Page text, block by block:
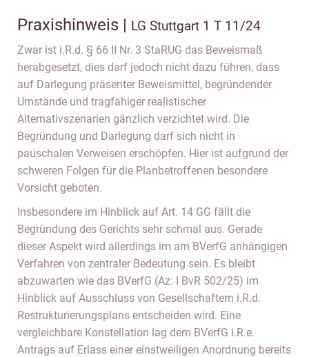
Praxishinweis | LG Stuttgart 1 T 11/24
Zwar ist i.R.d. § 66 II Nr. 3 StaRUG das Beweismaß
herabgesetzt, dies darf jedoch nicht dazu führen, dass
auf Darlegung präsenter Beweismittel, begründender
Umstände und tragfähiger realistischer
Alternativszenarien gänzlich verzichtet wird. Die
Begründung und Darlegung darf sich nicht in
pauschalen Verweisen erschöpfen. Hier ist aufgrund der
schweren Folgen für die Planbetroffenen besondere
Vorsicht geboten.
Insbesondere im Hinblick auf Art. 14 GG fällt die
Begründung des Gerichts sehr schmal aus. Gerade
dieser Aspekt wird allerdings im am BVerfG anhängigen
Verfahren von zentraler Bedeutung sein. Es bleibt
abzuwarten wie das BVerfG (Az: I BvR 502/25) im
Hinblick auf Ausschluss von Gesellschaftern i.R.d.
Restrukturierungsplans entscheiden wird. Eine
vergleichbare Konstellation lag dem BVerfG i.R.e.
Antrags auf Erlass einer einstweiligen Anordnung bereits